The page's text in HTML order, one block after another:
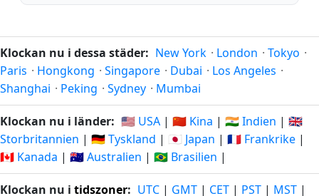
Klockan nu i dessa städer: New York · London · Tokyo ·
Paris · Hongkong · Singapore · Dubai · Los Angeles ·
Shanghai · Peking · Sydney · Mumbai
Klockan nu i länder: 🇺🇸 USA | 🇨🇳 Kina | 🇮🇳 Indien | 🇬🇧
Storbritannien | 🇩🇪 Tyskland | 🇯🇵 Japan | 🇫🇷 Frankrike |
🇨🇦 Kanada | 🇦🇺 Australien | 🇧🇷 Brasilien |
Klockan nu i tidszoner: UTC | GMT | CET | PST | MST |